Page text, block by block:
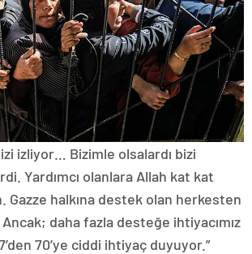
izliyor… Bizimle olsalardı bizi
Yardımcı olanlara Allah kat kat
Gazze halkına destek olan herkesten
daha fazla desteğe ihtiyacımız
70’ye ciddi ihtiyaç duyuyor.”